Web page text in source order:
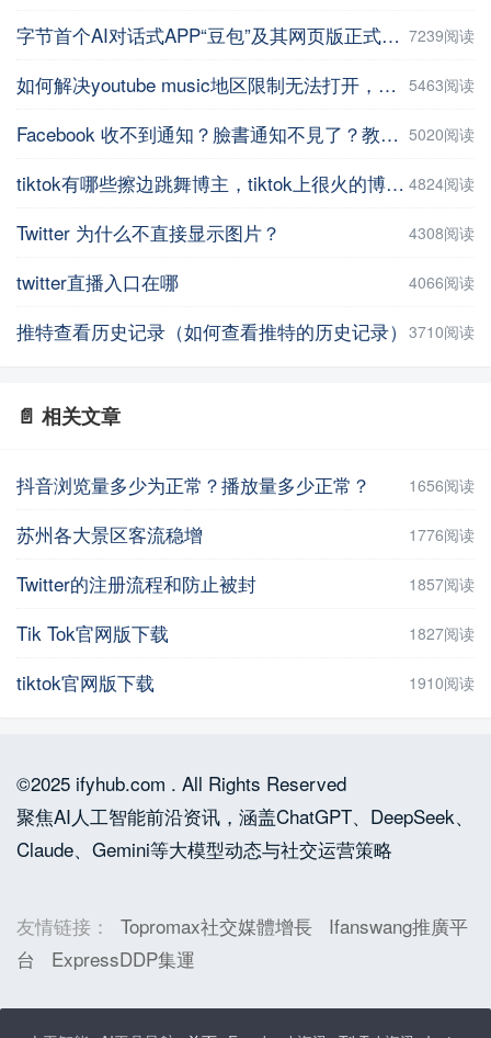
字节首个AI对话式APP“豆包”及其网页版正式上线 7239阅读
如何解决youtube music地区限制无法打开，并在手机上进行下载操作 5463阅读
Facebook 收不到通知？臉書通知不見了？教你5招輕鬆解決 | iPhoneTipSo 5020阅读
tiktok有哪些擦边跳舞博主，tiktok上很火的博主盘点 4824阅读
Twitter 为什么不直接显示图片？ 4308阅读
twitter直播入口在哪 4066阅读
推特查看历史记录（如何查看推特的历史记录） 3710阅读
📄 相关文章
抖音浏览量多少为正常？播放量多少正常？ 1656阅读
苏州各大景区客流稳增 1776阅读
Twitter的注册流程和防止被封 1857阅读
Tik Tok官网版下载 1827阅读
tiktok官网版下载 1910阅读
©2025 ifyhub.com . All Rights Reserved
聚焦AI人工智能前沿资讯，涵盖ChatGPT、DeepSeek、
Claude、Gemini等大模型动态与社交运营策略
友情链接： Topromax社交媒體增長
Ifanswang推廣平
台
ExpressDDP集運